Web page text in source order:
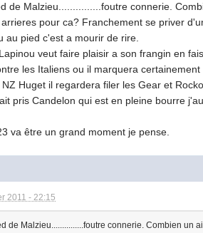
de Malzieu...............foutre connerie.
arrieres pour ca? Franchement se priver
au pied c'est a mourir de rire.
veut faire plaisir a son frangin en
les Italiens ou il marquera
Huget il regardera filer les Gear et
pris Candelon qui est en pleine bourre
va être un grand moment je pense.
2011 - 22:15
de Malzieu...............foutre connerie. Combien un